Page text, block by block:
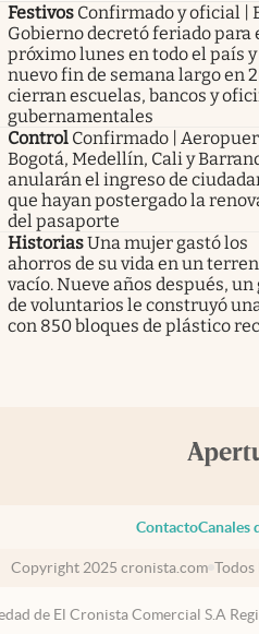
Festivos Confirmado y oficial |
Gobierno decretó feriado para
próximo lunes en todo el país
nuevo fin de semana largo en
cierran escuelas, bancos y
gubernamentales
Control Confirmado |
Bogotá, Medellín, Cali y
anularán el ingreso de
que hayan postergado la
del pasaporte
HistoriasUna mujer gastó los
ahorros de su vida en un
vacío. Nueve años después,
de voluntarios le construyó
con 850 bloques de plástico
ContactoCanales
Copyright 2025 cronista.com Todos
de El Cronista Comercial S.A